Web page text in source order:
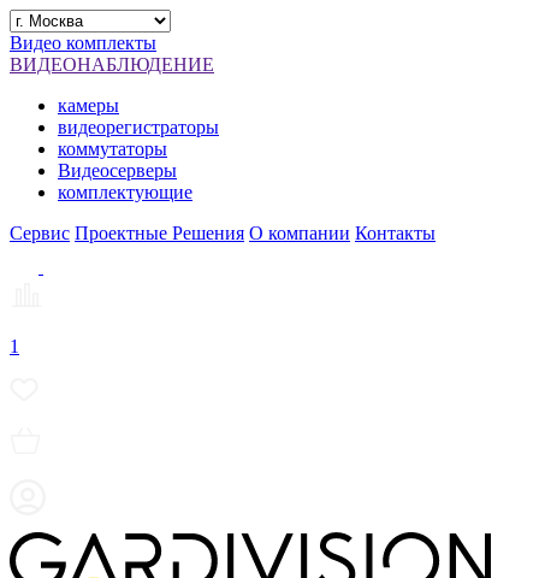
Видео комплекты
ВИДЕОНАБЛЮДЕНИЕ
камеры
видеорегистраторы
коммутаторы
Видеосерверы
комплектующие
Сервис Проектные Решения О компании Контакты
1